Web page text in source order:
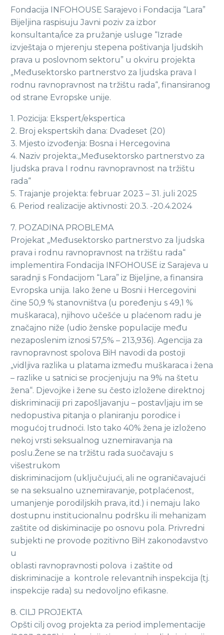
Fondacija INFOHOUSE Sarajevo i Fondacija “Lara”
Bijeljina raspisuju Javni poziv za izbor
konsultanta/ice za pružanje usluge “Izrade
izvještaja o mjerenju stepena poštivanja ljudskih
prava u poslovnom sektoru” u okviru projekta
„Međusektorsko partnerstvo za ljudska prava I
rodnu ravnopravnost na tržištu rada“, finansiranog
od strane Evropske unije.
1. Pozicija: Ekspert/ekspertica
2. Broj ekspertskih dana: Dvadeset (20)
3. Mjesto izvođenja: Bosna i Hercegovina
4. Naziv projekta:„Međusektorsko partnerstvo za
ljudska prava I rodnu ravnopravnost na tržištu
rada“
5. Trajanje projekta: februar 2023 – 31. juli 2025
6. Period realizacije aktivnosti: 20.3. -20.4.2024
7. POZADINA PROBLEMA
Projekat „Međusektorsko partnerstvo za ljudska
prava i rodnu ravnopravnost na tržištu rada“
implementira Fondacija INFOHOUSE iz Sarajeva u
saradnji s Fondacijom “Lara” iz Bijeljine, a finansira
Evropska unija. Iako žene u Bosni i Hercegovini
čine 50,9 % stanovništva (u poređenju s 49,1 %
muškaraca), njihovo učešće u plaćenom radu je
značajno niže (udio ženske populacije među
nezaposlenim iznosi 57,5% – 213,936). Agencija za
ravnopravnost spolova BiH navodi da postoji
„vidljiva razlika u platama između muškaraca i žena
– razlike u satnici se procjenjuju na 9% na štetu
žena“. Djevojke i žene su često izložene direktnoj
diskriminaciji pri zapošljavanju – postavljaju im se
nedopustiva pitanja o planiranju porodice i
mogućoj trudnoći. Isto tako 40% žena je izloženo
nekoj vrsti seksualnog uznemiravanja na
poslu.Žene se na tržištu rada suočavaju s
višestrukom
diskriminacijom (uključujući, ali ne ograničavajući
se na seksualno uznemiravanje, potplaćenost,
umanjenje porodiljskih prava, itd.) i nemaju lako
dostupnu institucionalnu podršku ili mehanizam
zaštite od diskiminacije po osnovu pola. Privredni
subjekti ne provode pozitivno BiH zakonodavstvo
u
oblasti ravnopravnosti polova i zaštite od
diskriminacije a kontrole relevantnih inspekcija (tj.
inspekcije rada) su nedovoljno efikasne.
8. CILJ PROJEKTA
Opšti cilj ovog projekta za period implementacije